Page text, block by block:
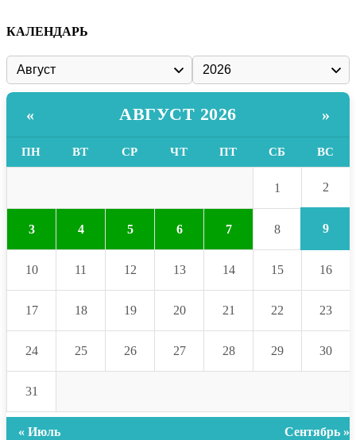
КАЛЕНДАРЬ
« АВГУСТ 2026 »
ПН ВТ СР ЧТ ПТ СБ ВС
1 2
3 4 5 6 7 8 9
10 11 12 13 14 15 16
17 18 19 20 21 22 23
24 25 26 27 28 29 30
31
« Июль Сентябрь »